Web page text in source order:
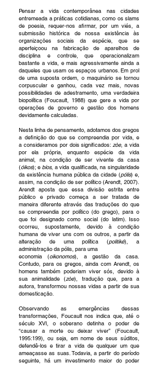
Pensar a vida contemporânea nas cidades
entremeada a práticas cotidianas, como os slams
de poesia, requer-nos afirmar, por um viés, a
submissão histórica de nossa existência às
organizaçõessociais da espécie, que se
aperfeiçoou na fabricação de aparelhos de
disciplina e controle, que operacionalizam
bastante a vida, e maisagressivamente ainda a
daqueles que usam os espaços urbanos. Em prol
de uma suposta ordem, o maquinário se tornou
corpuscular e ganhou, cada vez mais, novas
possibilidades de adestramento, uma verdadeira
biopolítica (Foucault, 1988) que gerea vida por
operações de governo e gestão dos homens
devidamente calculadas.
Nesta linha de pensamento, adotamos dos gregos
a definição do que se compreendia por vida, e
a consideramos por dois significados:zòe, a vida
por ela própria, enquanto espécie da vida
animal, na condição de ser vivente da casa
(óikos); ebíos, a vida qualificada, na singularidade
da existência humana pública da cidade (pólis) e,
assim, na condição de ser político (Arendt, 2007).
Arendt aposta que essa divisão estrita entre
público e privado começa a ser tratada de
maneira diferente através das traduções do que
se compreendia por político (do grego), para o
que foi designadocomo social (do latim). Isso
ocorreu, supostamente, devido à condição
humana de viver uns com os outros, a partir da
alteração de uma política (politiké), a
administração da pólis, para uma
economia (oikonomos), a gestão da casa.
Contudo, para os gregos, ainda com Arendt, os
homenstambém poderiam viver sós, devido à
sua animalidade (zòe), tradução que, para a
autora, transformou nossas vidas a partir de sua
domesticação.
Observando as emergências dessas
transformações, Foucault nos indica que, até o
século XVI, osoberano detinha o poder de
“causar a morte ou deixar viver” (Foucault,
1995:199), ou seja, emnome de seus súditos,
defendê-los e tirar a vida de qualquer um que
ameaçasse as suas. Todavia,a partir do período
seguinte, há um investimento maior do poder